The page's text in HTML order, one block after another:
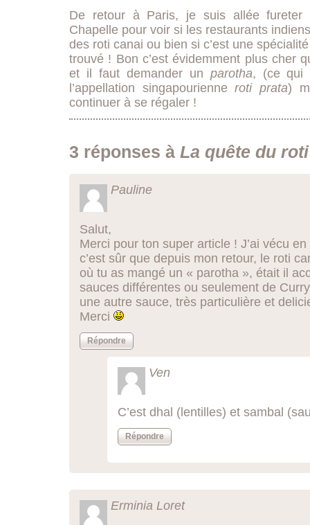
De retour à Paris, je suis allée
Chapelle pour voir si les restaurants
des roti canai ou bien si c’est une
trouvé ! Bon c’est évidemment plus cher
et il faut demander un parotha, (ce qui
l’appellation singapourienneroti prata)
continuer à se régaler !
3 réponses à La quête du
Pauline
Salut,
Merci pour ton super article ! J’ai vécu
c’est sûr que depuis mon retour, le roti
où tu as mangé un « parotha », était il
sauces différentes ou seulement de
une autre sauce, très particulière et
Merci
Répondre
Ven
C’est dhal (lentilles) et sambal
Répondre
Erminia Loret